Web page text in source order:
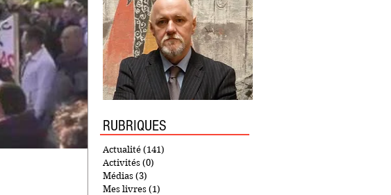
RUBRIQUES
Actualité (141)
Activités (0)
Médias (3)
Mes livres (1)